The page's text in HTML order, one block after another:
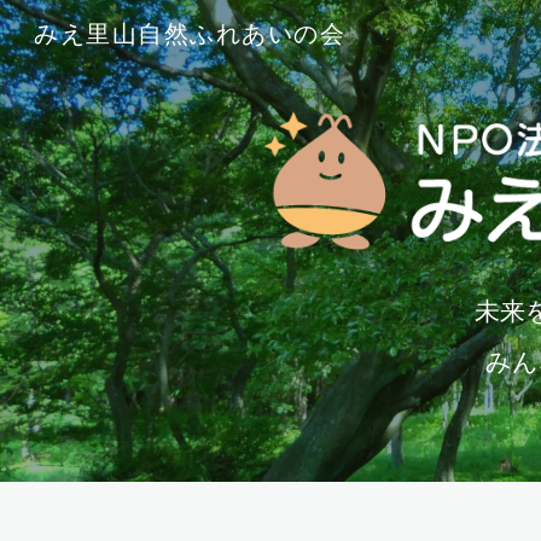
みえ里山自然ふれあいの会
未来
み